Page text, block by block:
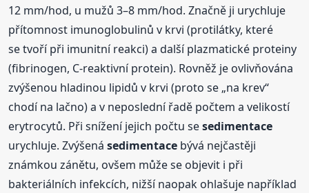
12 mm/hod, u mužů 3–8 mm/hod. Značně ji urychluje
přítomnost imunoglobulinů v krvi (protilátky, které
se tvoří při imunitní reakci) a další plazmatické proteiny
(fibrinogen, C-reaktivní protein). Rovněž je ovlivňována
zvýšenou hladinou lipidů v krvi (proto se „na krev“
chodí na lačno) a v neposlední řadě počtem a velikostí
erytrocytů. Při snížení jejich počtu sesedimentace
urychluje. Zvýšenásedimentace bývá nejčastěji
známkou zánětu, ovšem může se objevit i při
bakteriálních infekcích, nižší naopak ohlašuje například